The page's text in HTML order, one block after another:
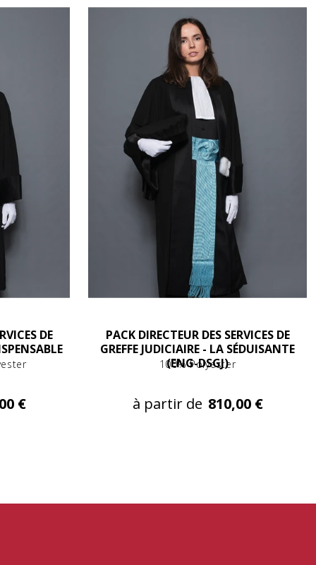
DE
€
PACK DIRECTEUR DES SERVICES DE
GREFFE JUDICIAIRE - LA SÉDUISANTE
(ENG-DSGJ)
100% Polyester
à partir de 810,00 €